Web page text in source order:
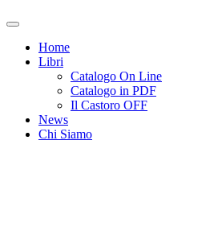
Home
Libri
Catalogo On Line
Catalogo in PDF
Il Castoro OFF
News
Chi Siamo